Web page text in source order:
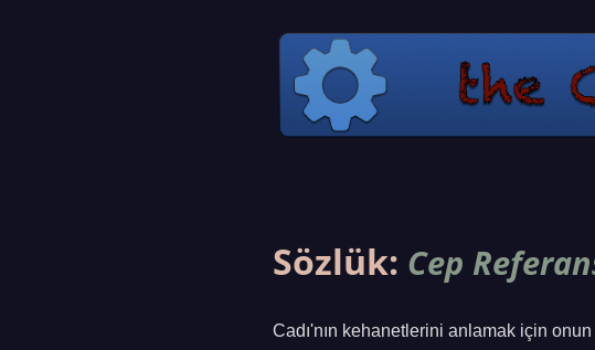
Sözlük: Cep
Cadı'nın kehanetlerini anlamak için